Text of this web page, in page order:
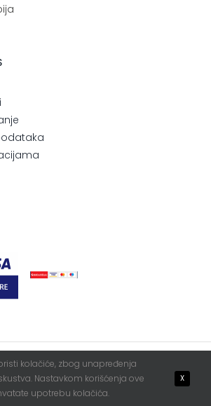
BlurWebServis
kolačiće, zbog unapređenja
Nastavkom korišćenja ove
upotrebu kolačića.
X